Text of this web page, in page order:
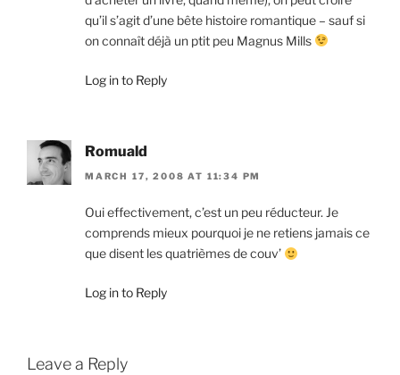
qu’il s’agit d’une bête histoire romantique – sauf si
on connaît déjà un ptit peu Magnus Mills
Log in to Reply
Romuald
MARCH 17, 2008 AT 11:34 PM
Oui effectivement, c’est un peu réducteur. Je
comprends mieux pourquoi je ne retiens jamais ce
que disent les quatrièmes de couv’
Log in to Reply
Leave a Reply